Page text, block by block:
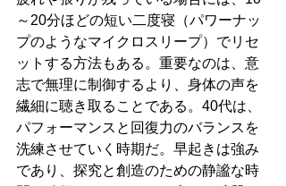
～20分ほどの短い二度寝（パワーナッ
プのようなマイクロスリープ）でリセ
ットする方法もある。重要なのは、意
志で無理に制御するより、身体の声を
繊細に聴き取ることである。40代は、
パフォーマンスと回復力のバランスを
洗練させていく時期だ。早起きは強み
であり、探究と創造のための静謐な時